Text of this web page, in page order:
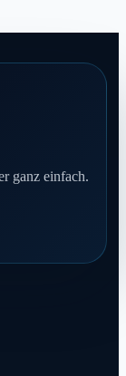
ganz einfach.